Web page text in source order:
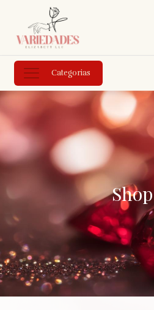
Categorias
Shop